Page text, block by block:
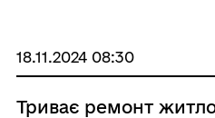
18.11.2024 08:30
Триває ремонт